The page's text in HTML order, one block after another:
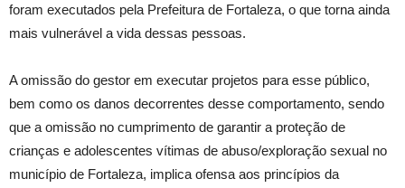
foram executados pela Prefeitura de Fortaleza, o que torna ainda
mais vulnerável a vida dessas pessoas.
A omissão do gestor em executar projetos para esse público,
bem como os danos decorrentes desse comportamento, sendo
que a omissão no cumprimento de garantir a proteção de
crianças e adolescentes vítimas de abuso/exploração sexual no
município de Fortaleza, implica ofensa aos princípios da